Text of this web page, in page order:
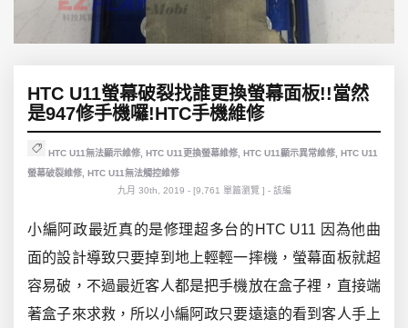
HTC U11螢幕破裂找誰更換螢幕面板!!當然
是947修手機囉!HTC手機維修
HTC U11無法顯示維修 HTC U11更換螢幕維修 HTC U11顯示異常維修 HTC U11
螢幕破裂維修 HTC U11無法觸控維修
九月 30th, 2019 - [9,761 單篇瀏覽 ] - 該編
小編阿政最近真的是修理超多台的HTC U11 因為他曲
面的設計導致只要掉到地上輕輕一摔機，螢幕面板就超
容易破，不過最近客人都是把手機放在盒子裡，直接端
著盒子來求救，所以小編阿政只要遠遠的看到客人手上